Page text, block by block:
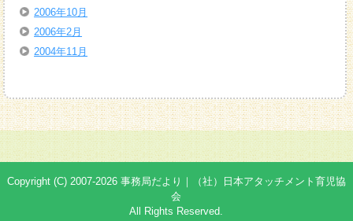
2006年10月
2006年2月
2004年11月
Copyright (C) 2007-2026 事務局だより｜（社）日本アタッチメント育児協
会
All Rights Reserved.